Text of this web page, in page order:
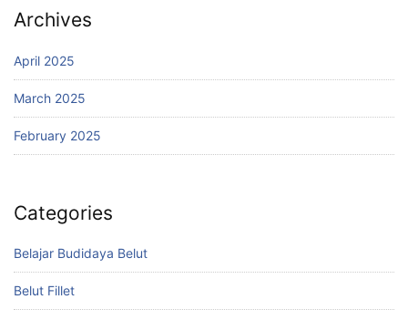
Archives
April 2025
March 2025
February 2025
Categories
Belajar Budidaya Belut
Belut Fillet